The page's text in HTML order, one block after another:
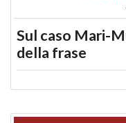
Sul caso Mari-
della frase